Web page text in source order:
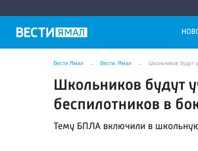
Вести Ямал Вести. Ямал Школьников будут
Школьников будут
беспилотников в
Тему БПЛА включили в